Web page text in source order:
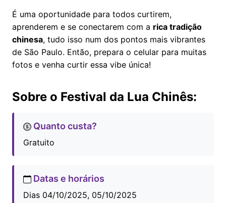
É uma oportunidade para todos curtirem,
aprenderem e se conectarem com a rica tradição
chinesa, tudo isso num dos pontos mais vibrantes
de São Paulo. Então, prepara o celular para muitas
fotos e venha curtir essa vibe única!
Sobre o Festival da Lua Chinês:
Quanto custa?
Gratuito
Datas e horários
Dias 04/10/2025, 05/10/2025